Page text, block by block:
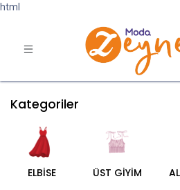
html
Kategoriler
ELBİSE ÜST GİYİM